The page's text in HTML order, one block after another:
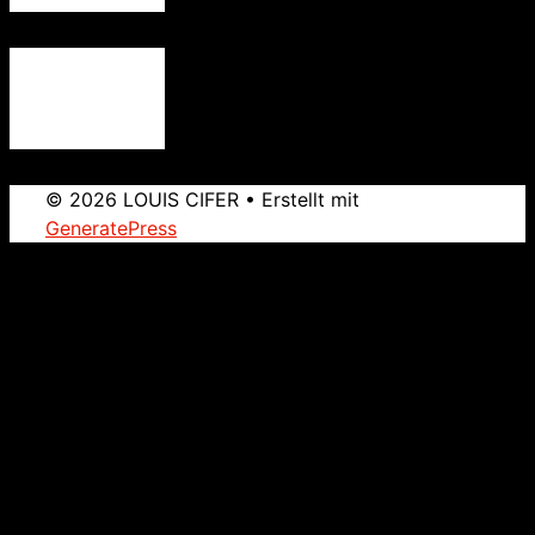
© 2026 LOUIS CIFER • Erstellt mit
GeneratePress